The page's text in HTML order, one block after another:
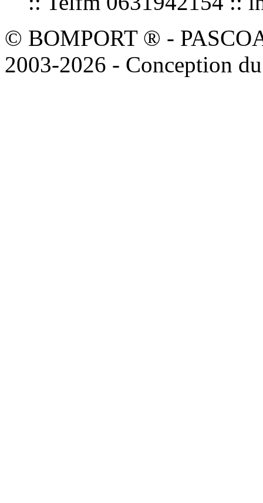
© BOMPORT ® -
2003-2026 - Conception